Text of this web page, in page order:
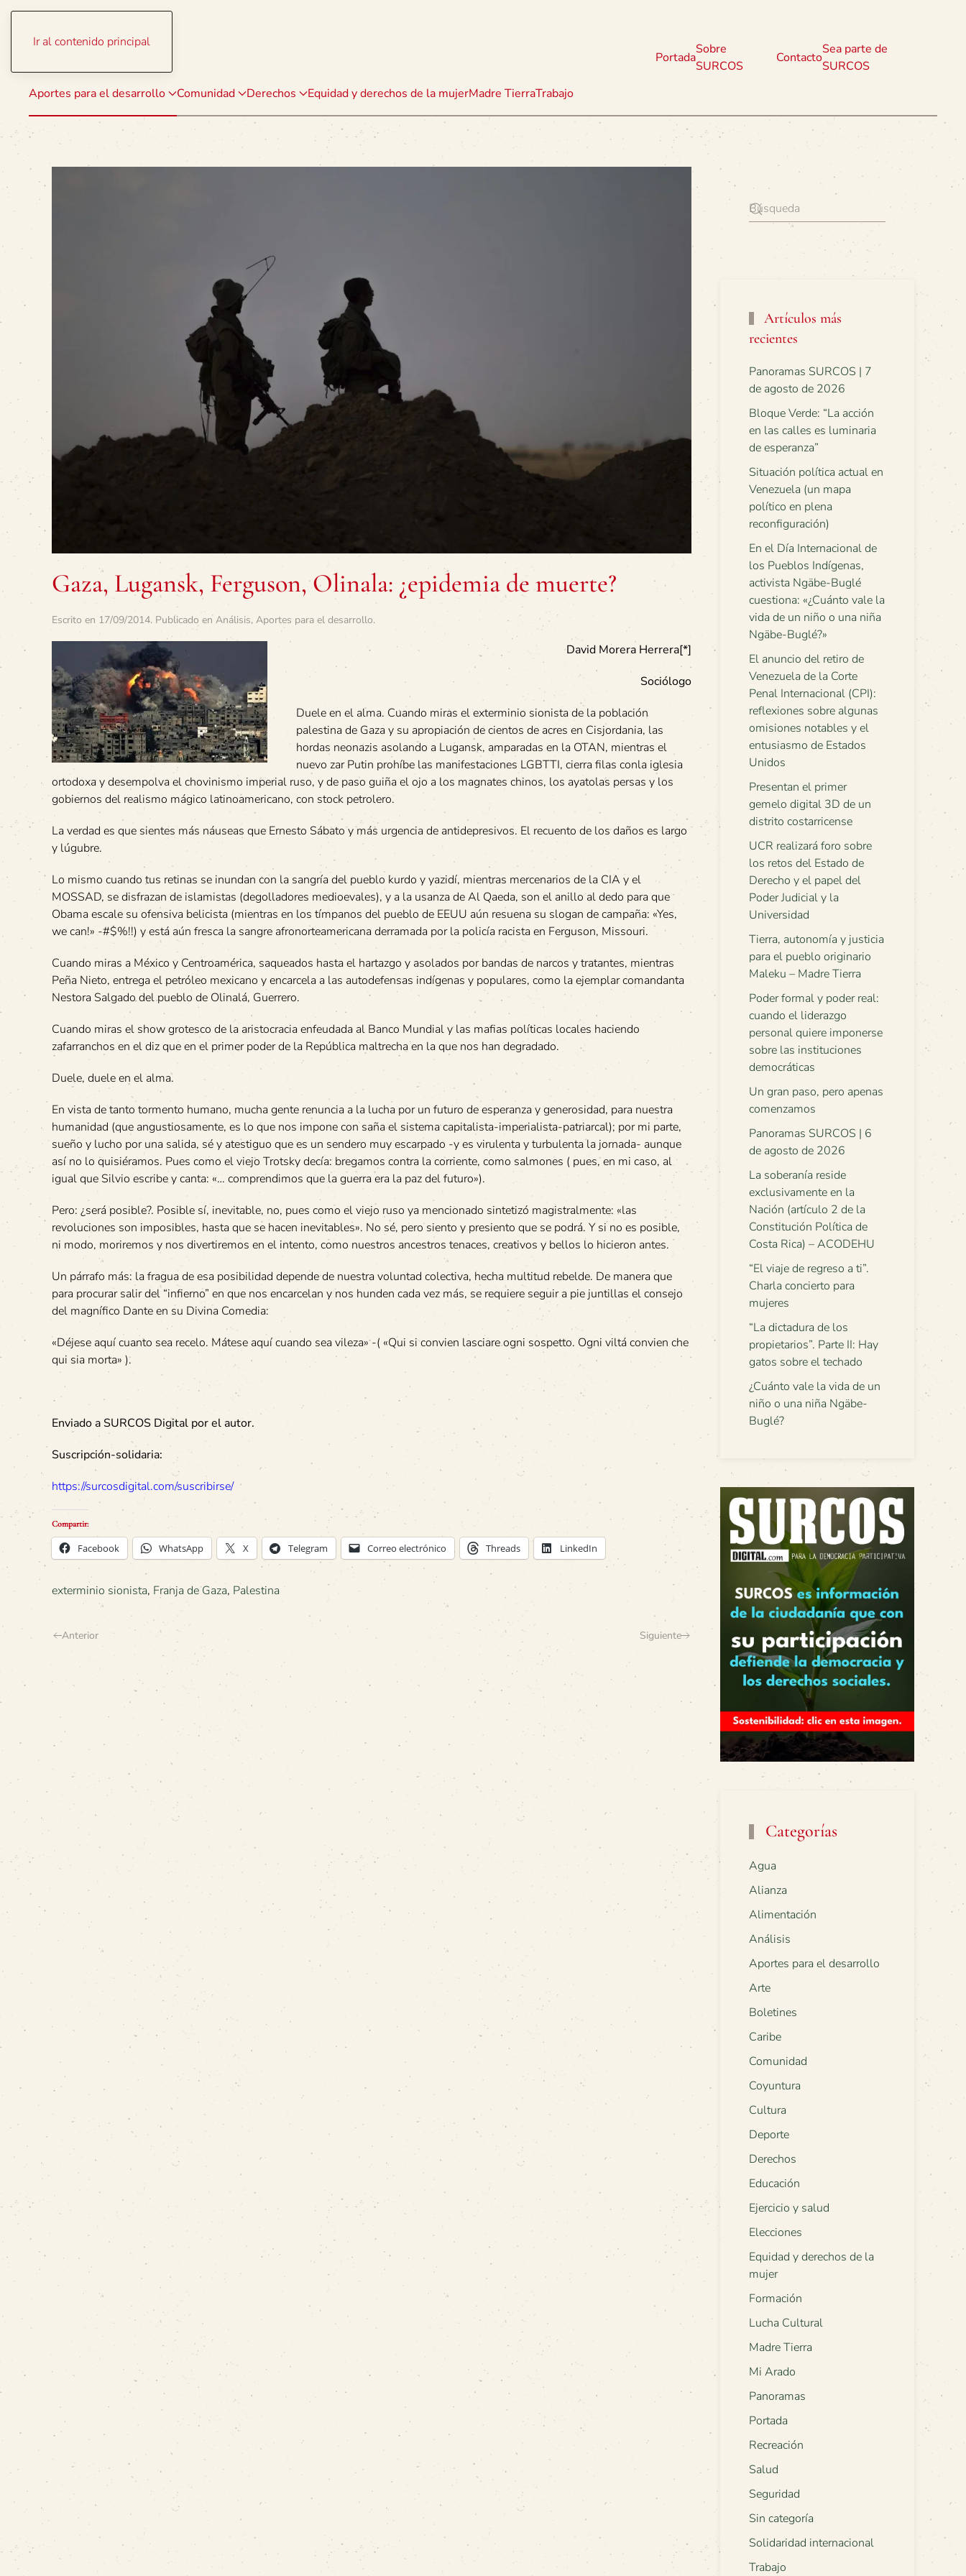
Ir al contenido principal
Aportes para el desarrollo Comunidad Derechos Equidad y derechos de la mujerMadre TierraTrabajo
Portada
Sobre
SURCOS
Contacto
Sea parte de
SURCOS
Gaza, Lugansk, Ferguson, Olinala: ¿epidemia de muerte?
Escrito en 17/09/2014. Publicado en Análisis, Aportes para el desarrollo.
David Morera Herrera[*]
Sociólogo
Duele en el alma. Cuando miras el exterminio sionista de la población
palestina de Gaza y su apropiación de cientos de acres en Cisjordania, las
hordas neonazis asolando a Lugansk, amparadas en la OTAN, mientras el
nuevo zar Putin prohíbe las manifestaciones LGBTTI, cierra filas conla iglesia
ortodoxa y desempolva el chovinismo imperial ruso, y de paso guiña el ojo a los magnates chinos, los ayatolas persas y los
gobiernos del realismo mágico latinoamericano, con stock petrolero.
La verdad es que sientes más náuseas que Ernesto Sábato y más urgencia de antidepresivos. El recuento de los daños es largo
y lúgubre.
Lo mismo cuando tus retinas se inundan con la sangría del pueblo kurdo y yazidí, mientras mercenarios de la CIA y el
MOSSAD, se disfrazan de islamistas (degolladores medioevales), y a la usanza de Al Qaeda, son el anillo al dedo para que
Obama escale su ofensiva belicista (mientras en los tímpanos del pueblo de EEUU aún resuena su slogan de campaña: «Yes,
we can!» -#$%!!) y está aún fresca la sangre afronorteamericana derramada por la policía racista en Ferguson, Missouri.
Cuando miras a México y Centroamérica, saqueados hasta el hartazgo y asolados por bandas de narcos y tratantes, mientras
Peña Nieto, entrega el petróleo mexicano y encarcela a las autodefensas indígenas y populares, como la ejemplar comandanta
Nestora Salgado del pueblo de Olinalá, Guerrero.
Cuando miras el show grotesco de la aristocracia enfeudada al Banco Mundial y las mafias políticas locales haciendo
zafarranchos en el diz que en el primer poder de la República maltrecha en la que nos han degradado.
Duele, duele en el alma.
En vista de tanto tormento humano, mucha gente renuncia a la lucha por un futuro de esperanza y generosidad, para nuestra
humanidad (que angustiosamente, es lo que nos impone con saña el sistema capitalista-imperialista-patriarcal); por mi parte,
sueño y lucho por una salida, sé y atestiguo que es un sendero muy escarpado -y es virulenta y turbulenta la jornada- aunque
así no lo quisiéramos. Pues como el viejo Trotsky decía: bregamos contra la corriente, como salmones ( pues, en mi caso, al
igual que Silvio escribe y canta: «… comprendimos que la guerra era la paz del futuro»).
Pero: ¿será posible?. Posible sí, inevitable, no, pues como el viejo ruso ya mencionado sintetizó magistralmente: «las
revoluciones son imposibles, hasta que se hacen inevitables». No sé, pero siento y presiento que se podrá. Y si no es posible,
ni modo, moriremos y nos divertiremos en el intento, como nuestros ancestros tenaces, creativos y bellos lo hicieron antes.
Un párrafo más: la fragua de esa posibilidad depende de nuestra voluntad colectiva, hecha multitud rebelde. De manera que
para procurar salir del “infierno” en que nos encarcelan y nos hunden cada vez más, se requiere seguir a pie juntillas el consejo
del magnífico Dante en su Divina Comedia:
«Déjese aquí cuanto sea recelo. Mátese aquí cuando sea vileza» -( «Qui si convien lasciare ogni sospetto. Ogni viltá convien che
qui sia morta» ).
Enviado a SURCOS Digital por el autor.
Suscripción-solidaria:
https://surcosdigital.com/suscribirse/
Compartir:
Facebook WhatsApp X Telegram Correo electrónico Threads LinkedIn
exterminio sionista, Franja de Gaza, Palestina
Anterior Siguiente
Artículos más
recientes
Panoramas SURCOS | 7
de agosto de 2026
Bloque Verde: “La acción
en las calles es luminaria
de esperanza”
Situación política actual en
Venezuela (un mapa
político en plena
reconfiguración)
En el Día Internacional de
los Pueblos Indígenas,
activista Ngäbe-Buglé
cuestiona: «¿Cuánto vale la
vida de un niño o una niña
Ngäbe-Buglé?»
El anuncio del retiro de
Venezuela de la Corte
Penal Internacional (CPI):
reflexiones sobre algunas
omisiones notables y el
entusiasmo de Estados
Unidos
Presentan el primer
gemelo digital 3D de un
distrito costarricense
UCR realizará foro sobre
los retos del Estado de
Derecho y el papel del
Poder Judicial y la
Universidad
Tierra, autonomía y justicia
para el pueblo originario
Maleku – Madre Tierra
Poder formal y poder real:
cuando el liderazgo
personal quiere imponerse
sobre las instituciones
democráticas
Un gran paso, pero apenas
comenzamos
Panoramas SURCOS | 6
de agosto de 2026
La soberanía reside
exclusivamente en la
Nación (artículo 2 de la
Constitución Política de
Costa Rica) – ACODEHU
“El viaje de regreso a ti”.
Charla concierto para
mujeres
“La dictadura de los
propietarios”. Parte II: Hay
gatos sobre el techado
¿Cuánto vale la vida de un
niño o una niña Ngäbe-
Buglé?
Categorías
Agua
Alianza
Alimentación
Análisis
Aportes para el desarrollo
Arte
Boletines
Caribe
Comunidad
Coyuntura
Cultura
Deporte
Derechos
Educación
Ejercicio y salud
Elecciones
Equidad y derechos de la
mujer
Formación
Lucha Cultural
Madre Tierra
Mi Arado
Panoramas
Portada
Recreación
Salud
Seguridad
Sin categoría
Solidaridad internacional
Trabajo